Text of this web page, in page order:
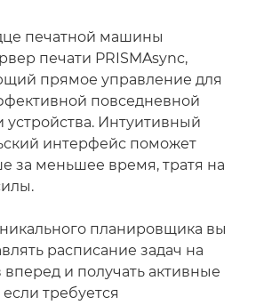
печатной машины
печати PRISMAsync,
прямое управление для
повседневной
устройства. Интуитивный
интерфейс поможет
за меньшее время, тратя на
планировщика вы
расписание задач на
вперед и получать активные
требуется